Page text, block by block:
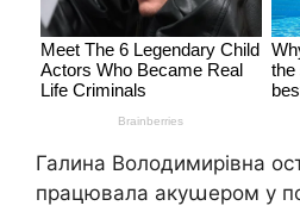
Галина Володимирівна
працювала акуաером у